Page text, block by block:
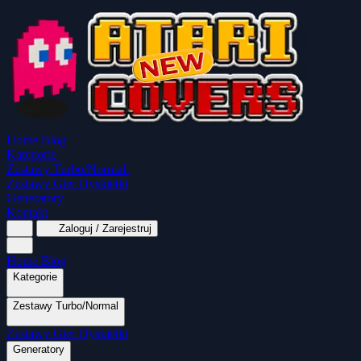
Home Blog
Kategorie
Zestawy Turbo/Normal
Zestawy Gier Dyskietki
Generatory
Kontakt
Zaloguj / Zarejestruj
Home Blog
Kategorie
Wszystkie kategorie
Zestawy Turbo/Normal
MapaSoft Turbo ROM SparkTurbo 2000
Mina Grubcio Normal
Zestawy Gier Dyskietki
Generatory